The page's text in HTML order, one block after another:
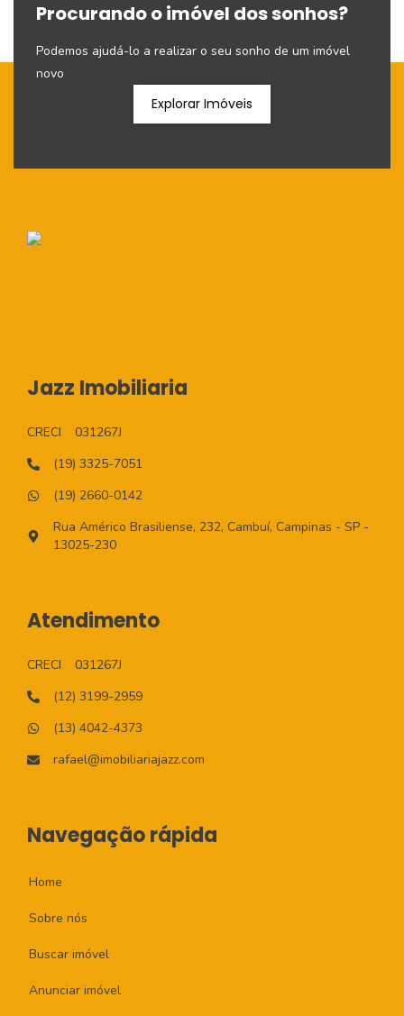
Procurando o imóvel dos sonhos?
Podemos ajudá-lo a realizar o seu sonho de um imóvel
novo
Explorar Imóveis
Jazz Imobiliaria
CRECI
031267J
(19) 3325-7051
(19) 2660-0142
Rua Américo Brasiliense, 232, Cambuí, Campinas - SP -
13025-230
Atendimento
CRECI
031267J
(12) 3199-2959
(13) 4042-4373
rafael@imobiliariajazz.com
Navegação rápida
Home
Sobre nós
Buscar imóvel
Anunciar imóvel